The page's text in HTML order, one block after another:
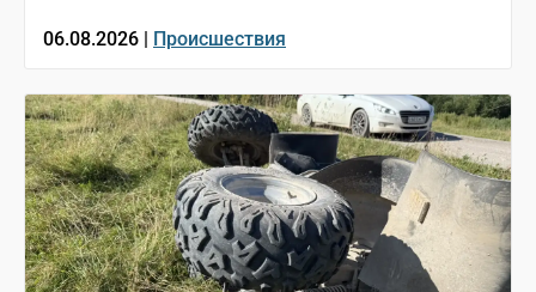
06.08.2026 | Происшествия